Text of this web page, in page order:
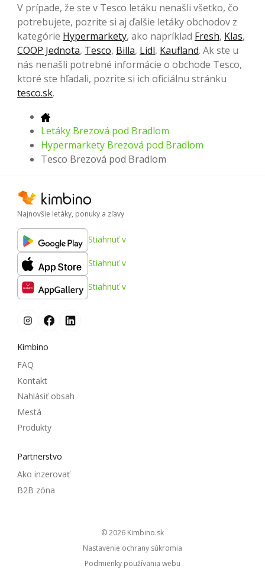
V prípade, že ste v Tesco letáku nenašli všetko, čo
potrebujete, pozrite si aj ďalšie letáky obchodov z
kategórie Hypermarkety, ako napríklad Fresh, Klas,
COOP Jednota, Tesco, Billa, Lidl, Kaufland. Ak ste u
nás nenašli potrebné informácie o obchode Tesco,
ktoré ste hľadali, pozrite si ich oficiálnu stránku
tesco.sk.
Letáky Brezová pod Bradlom
Hypermarkety Brezová pod Bradlom
Tesco Brezová pod Bradlom
Najnovšie letáky, ponuky a zľavy
Stiahnuť v
Stiahnuť v
Stiahnuť v
Kimbino
FAQ
Kontakt
Nahlásiť obsah
Mestá
Produkty
Partnerstvo
Ako inzerovať
B2B zóna
© 2026
kimbino.sk
Nastavenie ochrany súkromia
Podmienky používania webu